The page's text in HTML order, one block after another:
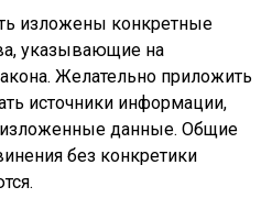
изложены конкретные
указывающие на
Желательно приложить
источники информации,
данные. Общие
без конкретики